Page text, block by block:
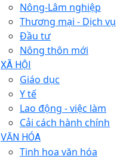
Nông-Lâm nghiệp
Thương mại - Dịch vụ
Đầu tư
Nông thôn mới
XÃ HỘI
Giáo dục
Y tế
Lao động - việc làm
Cải cách hành chính
VĂN HÓA
Tinh hoa văn hóa